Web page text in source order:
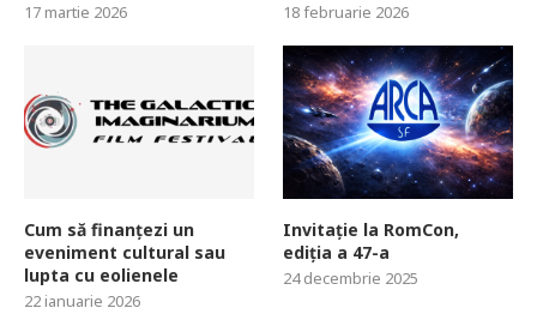
17 martie 2026 18 februarie 2026
Cum să finanțezi un
eveniment cultural sau
lupta cu eolienele
22 ianuarie 2026
Invitație la RomCon,
ediția a 47-a
24 decembrie 2025